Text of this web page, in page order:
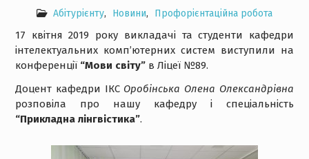
Абітурієнту, Новини, Профорієнтаційна робота
17 квітня 2019 року викладачі та студенти кафедри
інтелектуальних комп’ютерних систем виступили на
конференції “Мови світу”в Ліцеї №89.
Доцент кафедри ІКС Оробінська Олена Олександрівна
розповіла про нашу кафедру і спеціальність
“Прикладна лінгвістика”.